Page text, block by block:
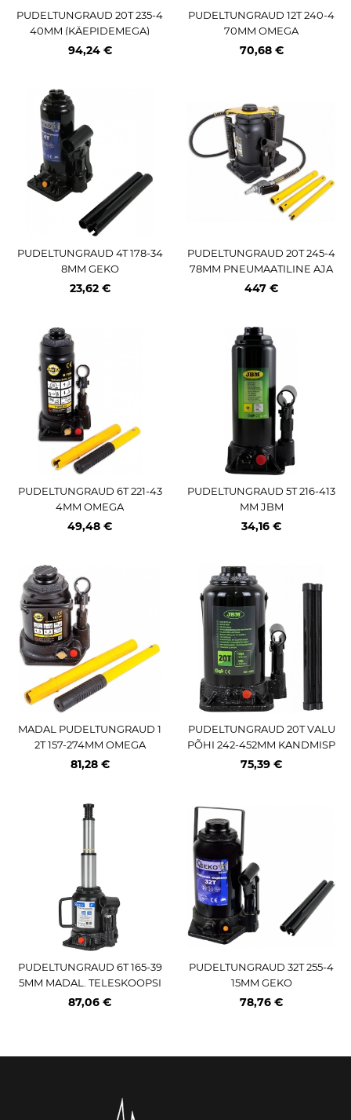
PUDELTUNGRAUD 20T 235-4
40MM (KÄEPIDEMEGA)
94,24 €
PUDELTUNGRAUD 12T 240-4
70MM OMEGA
70,68 €
PUDELTUNGRAUD 4T 178-34
8MM GEKO
23,62 €
PUDELTUNGRAUD 20T 245-4
78MM PNEUMAATILINE AJA
M OMEGA
447 €
PUDELTUNGRAUD 6T 221-43
4MM OMEGA
49,48 €
PUDELTUNGRAUD 5T 216-413
MM JBM
34,16 €
MADAL PUDELTUNGRAUD 1
2T 157-274MM OMEGA
81,28 €
PUDELTUNGRAUD 20T VALU
PÕHI 242-452MM KANDMISP
IDEMEGA JBM
75,39 €
PUDELTUNGRAUD 6T 165-39
5MM MADAL. TELESKOOPSI
LINDER GEKO
87,06 €
PUDELTUNGRAUD 32T 255-4
15MM GEKO
78,76 €